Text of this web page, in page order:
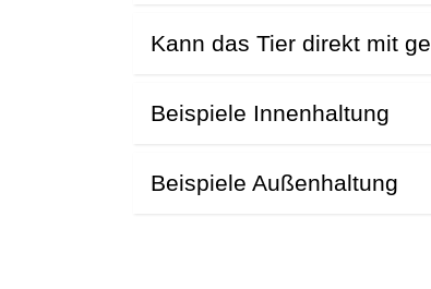
Kann das Tier direkt mit
Beispiele Innenhaltung
Beispiele Außenhaltung